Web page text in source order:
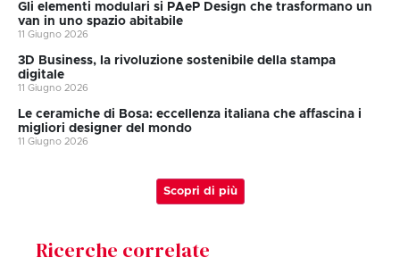
Gli elementi modulari si PAeP Design che trasformano un
van in uno spazio abitabile
11 Giugno 2026
3D Business, la rivoluzione sostenibile della stampa
digitale
11 Giugno 2026
Le ceramiche di Bosa: eccellenza italiana che affascina i
migliori designer del mondo
11 Giugno 2026
Scopri di più
Ricerche correlate